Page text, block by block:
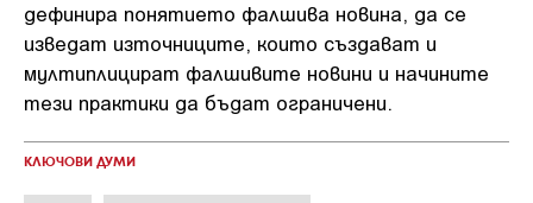
дефинира понятието фалшива новина, да се
изведат източниците, които създават и
мултиплицират фалшивите новини и начините
тези практики да бъдат ограничени.
КЛЮЧОВИ ДУМИ